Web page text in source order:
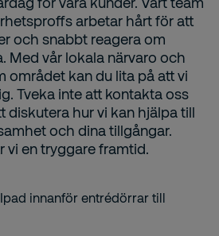
arbetar hårt för att
och snabbt reagera om
Med vår lokala närvaro och
området kan du lita på att vi
Tveka inte att kontakta oss
diskutera hur vi kan hjälpa till
och dina tillgångar.
vi en tryggare framtid.